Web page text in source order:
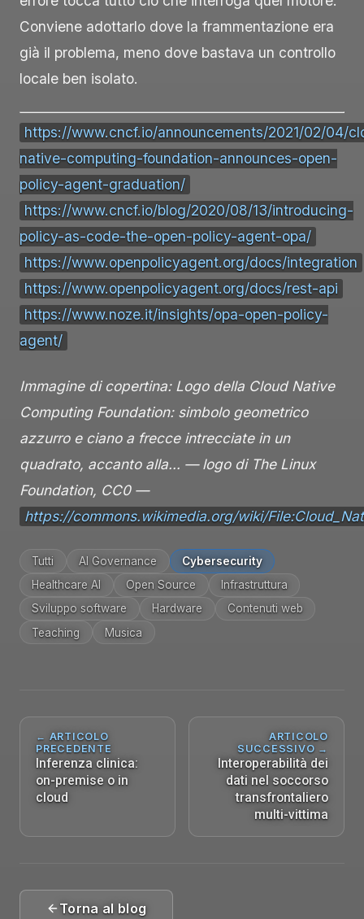
Conviene adottarlo dove la frammentazione era
già il problema, meno dove bastava un controllo
locale ben isolato.
https://www.cncf.io/announcements/2021/02/04/
native-computing-foundation-announces-open-
policy-agent-graduation/
https://www.cncf.io/blog/2020/08/13/introducing-
policy-as-code-the-open-policy-agent-opa/
https://www.openpolicyagent.org/docs/integration
https://www.openpolicyagent.org/docs/rest-api
https://www.noze.it/insights/opa-open-policy-
agent/
Immagine di copertina: Logo della Cloud Native
Computing Foundation: simbolo geometrico
azzurro e ciano a frecce intrecciate in un
quadrato, accanto alla… — logo di The Linux
Foundation, CC0 —
https://commons.wikimedia.org/wiki/
Tutti AI Governance
Cybersecurity
Healthcare AI
Open Source
Infrastruttura
Sviluppo software
Hardware
Contenuti web
Teaching
Musica
← ARTICOLO
PRECEDENTE
Inferenza clinica:
on-premise o in
cloud
ARTICOLO
SUCCESSIVO →
Interoperabilità dei
dati nel soccorso
transfrontaliero
multi-vittima
Torna al blog